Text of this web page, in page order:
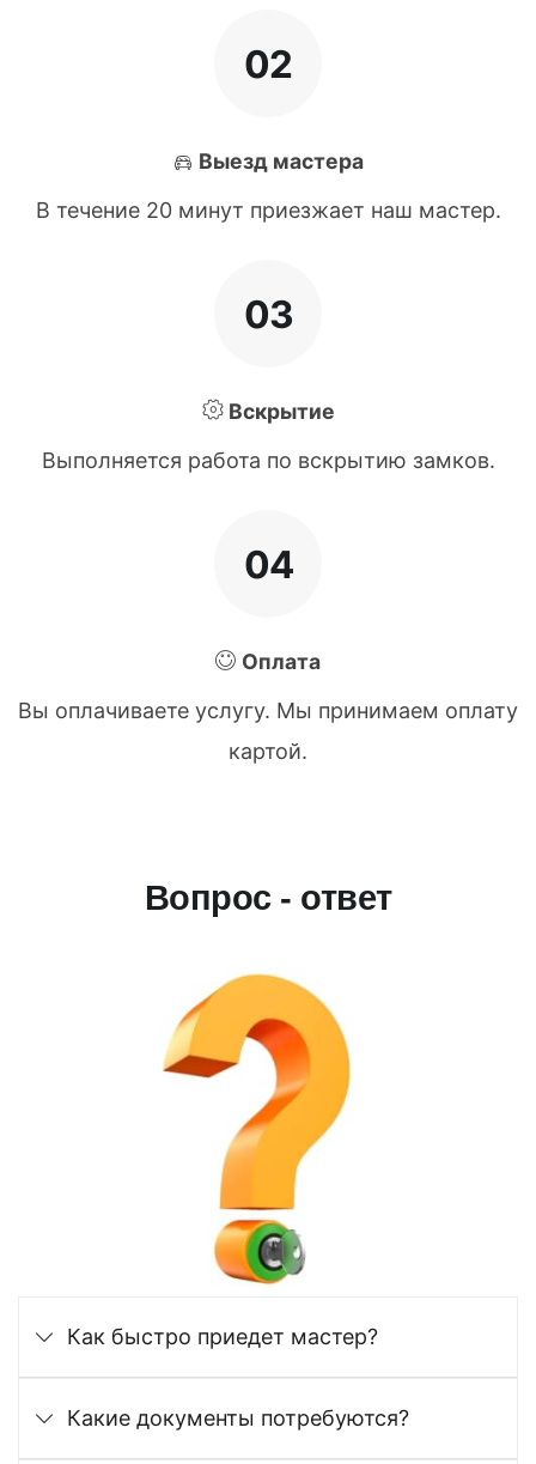
02
Выезд мастера
В течение 20 минут приезжает наш мастер.
03
Вскрытие
Выполняется работа по вскрытию замков.
04
Оплата
Вы оплачиваете услугу. Мы принимаем оплату
картой.
Вопрос - ответ
Как быстро приедет мастер?
Какие документы потребуются?